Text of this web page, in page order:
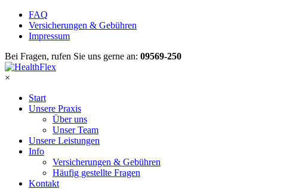
FAQ
Versicherungen & Gebühren
Impressum
Bei Fragen, rufen Sie uns gerne an: 09569-250
×
Start
Unsere Praxis
Über uns
Unser Team
Unsere Leistungen
Info
Versicherungen & Gebühren
Häufig gestellte Fragen
Kontakt